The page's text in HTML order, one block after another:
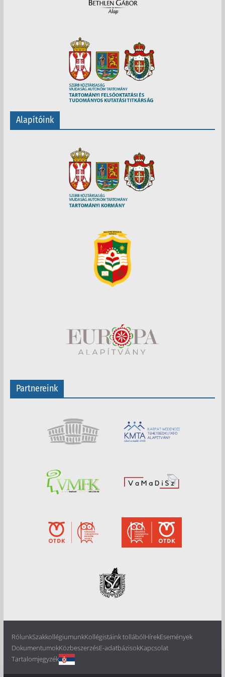
Alapítóink
Partnereink
RólunkSzakkollégiumunkKollégistáink tollábólHírekEsemények
DokumentumokKözbeszerzésE-adatbázisokKapcsolat
Tartalomjegyzék